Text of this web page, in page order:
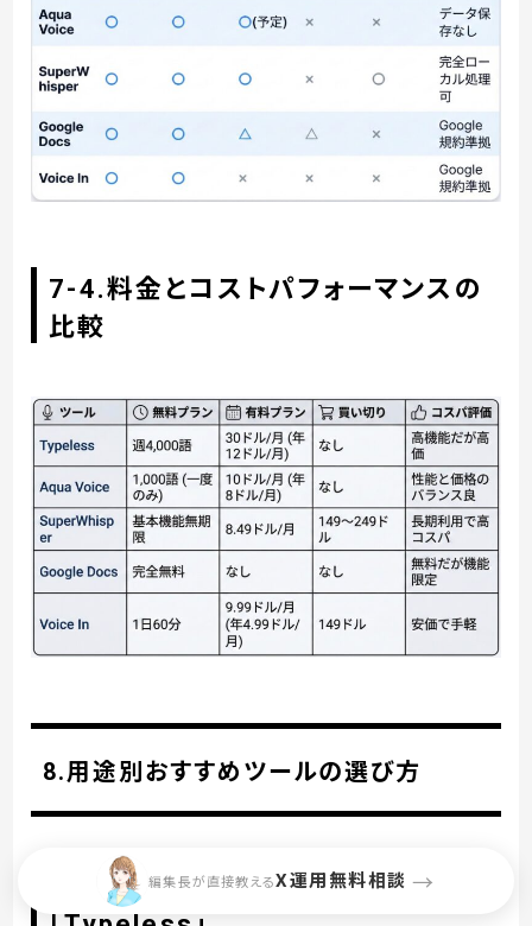
編集長が直接教えるX運用無料相談 →
7-4.料金とコストパフォーマンスの
比較
8.用途別おすすめツールの選び方
8-1.長文執筆・ブログ記事作成なら